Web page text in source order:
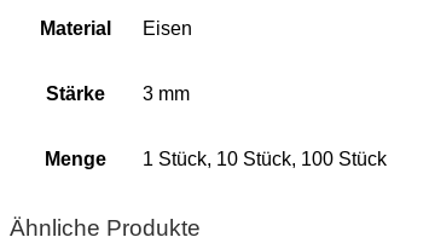
Material Eisen
Stärke 3 mm
Menge 1 Stück, 10 Stück, 100 Stück
Ähnliche Produkte